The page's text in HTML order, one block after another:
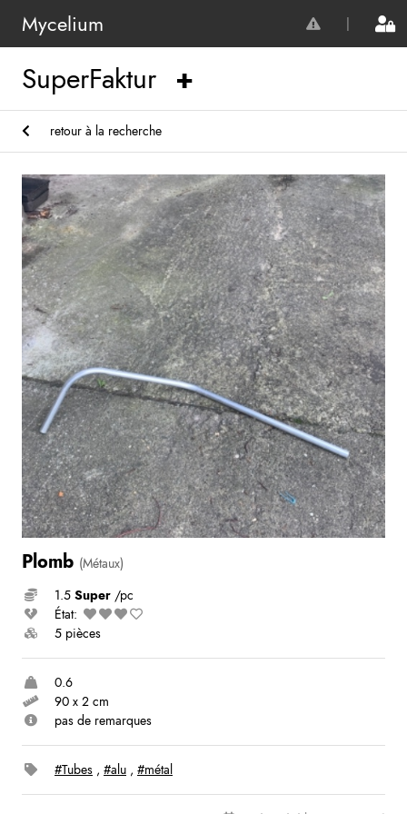
Mycelium |
SuperFaktur
retour à la recherche
Plomb (Métaux)
1.5 Super /pc
État:
5 pièces
0.6
90 x 2 cm
pas de remarques
#Tubes , #alu , #métal